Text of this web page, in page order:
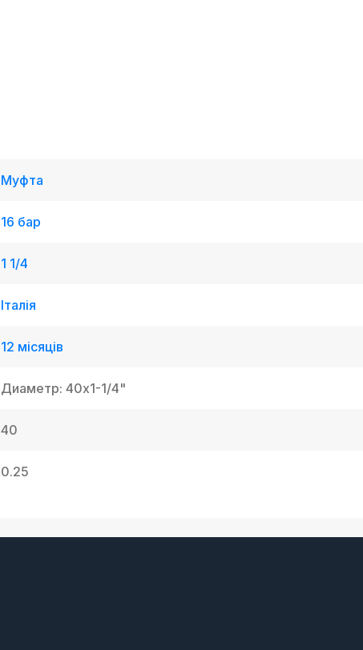
Муфта
16 бар
1 1/4
Італія
12 місяців
Диаметр: 40x1-1/4"
40
0.25